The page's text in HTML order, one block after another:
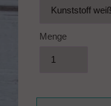
Menge